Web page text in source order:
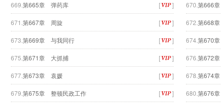
669. 第665章 弹药库 [ ] 670. 第666
671. 第667章 周旋 [ ] 672. 第668
673. 第669章 与我同行 [ ] 674. 第670
675. 第671章 大抓捕 [ ] 676. 第672
677.第673章 袁媛 [ ] 678. 第674
679. 第675章 整顿民政工作 [ ] 680. 第676